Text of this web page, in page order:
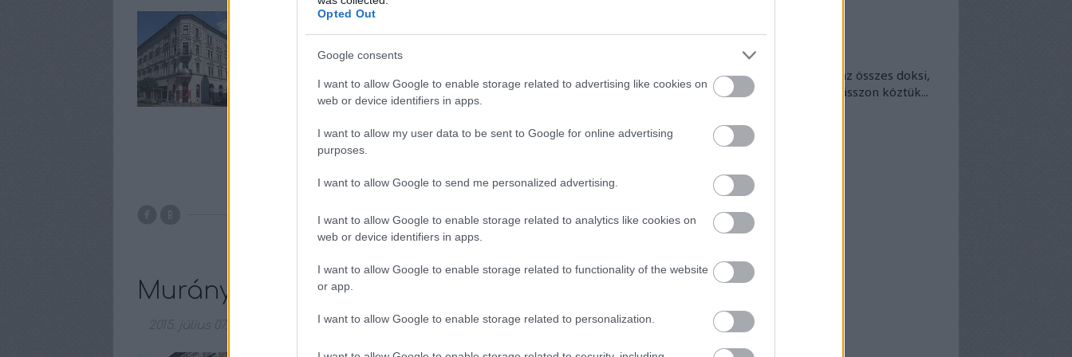
Opted Out
Google consents
I want to allow Google to enable storage related to advertising like cookies on
web or device identifiers in apps.
I want to allow my user data to be sent to Google for online advertising
purposes.
I want to allow Google to send me personalized advertising.
I want to allow Google to enable storage related to analytics like cookies on
web or device identifiers in apps.
I want to allow Google to enable storage related to functionality of the website
or app.
I want to allow Google to enable storage related to personalization.
Schwipper Kelemen gőzhajóvállat-tulajdonos, majd építési vállalkozó
megrendelésére 1892-ben Wirth Ferenc tervezte és építette
háromemeletes eklektikus lakóház a Murányi utca és a Garay tér
téglaberakásos…
murányi utca
Murányi utca 53.
2015. július 07.
Dokumentumtár
Dokumentumok
Itt egyben található meg az összes doksi,
akinek van kedve - bogarásszon köztük...
Archívum
2025 március
2025 január
2024 december
2024 október
2024 szeptember
2024 július
2024 június
Tovább...